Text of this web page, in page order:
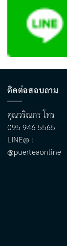
ติดต่อสอบถาม
คุณวริณภร โทร
095 946 5565
LINE@ :
@puerteaonline